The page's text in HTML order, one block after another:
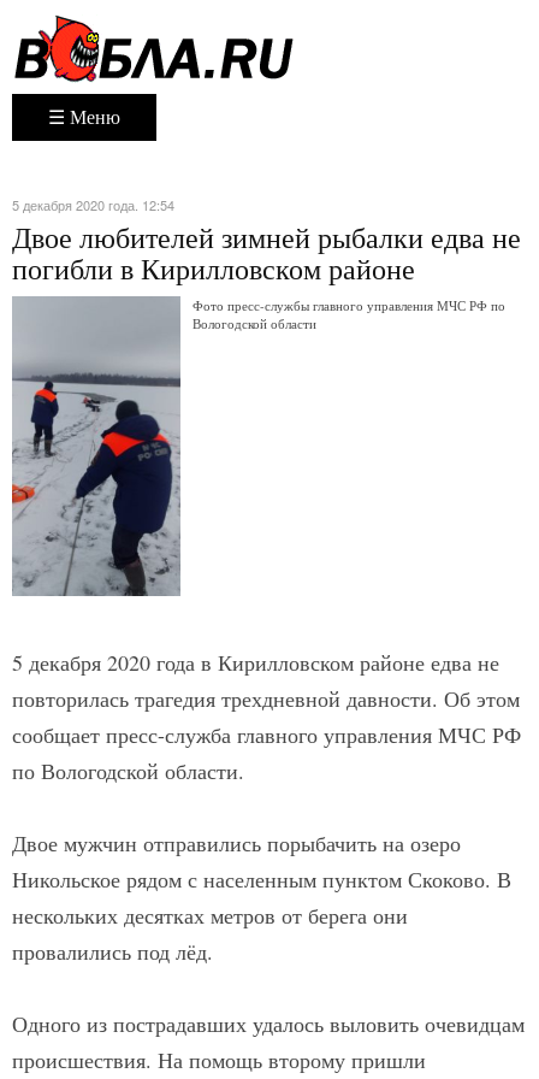
☰ Меню
5 декабря 2020 года. 12:54
Двое любителей зимней рыбалки едва не
погибли в Кирилловском районе
Фото пресс-службы главного управления МЧС РФ по
Вологодской области
5 декабря 2020 года в Кирилловском районе едва не
повторилась трагедия трехдневной давности. Об этом
сообщает пресс-служба главного управления МЧС РФ
по Вологодской области.
Двое мужчин отправились порыбачить на озеро
Никольское рядом с населенным пунктом Скоково. В
нескольких десятках метров от берега они
провалились под лёд.
Одного из пострадавших удалось выловить очевидцам
происшествия. На помощь второму пришли